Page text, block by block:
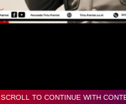
SCROLL TO CONTINUE WITH